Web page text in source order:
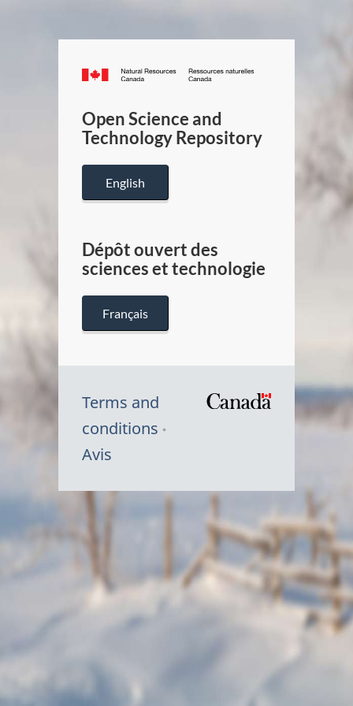
Canada.ca
/
Canada
Open Science and
Technology Repository
English
Dépôt ouvert des
sciences et technologie
Français
Terms and
conditions
Avis
Symbole
Canada